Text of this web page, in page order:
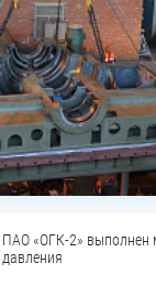
«ОГК-2» выполнен